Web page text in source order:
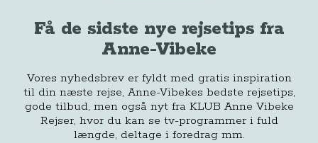
Få de sidste nye rejsetips fra
Anne-Vibeke
Vores nyhedsbrev er fyldt med gratis inspiration
til din næste rejse, Anne-Vibekes bedste rejsetips,
gode tilbud, men også nyt fra KLUB Anne Vibeke
Rejser, hvor du kan se tv-programmer i fuld
længde, deltage i foredrag mm.